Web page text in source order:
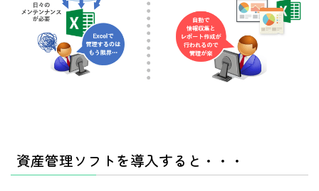
資産管理ソフトを導入すると・・・